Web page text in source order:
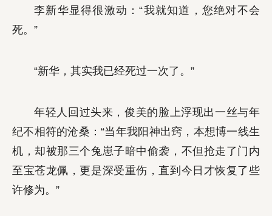
李新华显得很激动：“我就知道，您绝对不会
死。”
“新华，其实我已经死过一次了。”
年轻人回过头来，俊美的脸上浮现出一丝与年
纪不相符的沧桑：“当年我阳神出窍，本想博一线生
机，却被那三个兔崽子暗中偷袭，不但抢走了门内
至宝苍龙佩，更是深受重伤，直到今日才恢复了些
许修为。”